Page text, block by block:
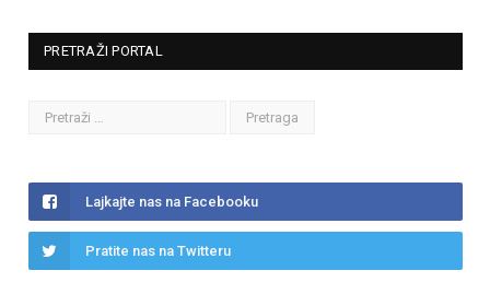
PRETRAŽI PORTAL
Lajkajte nas na Facebooku
Pratite nas na Twitteru